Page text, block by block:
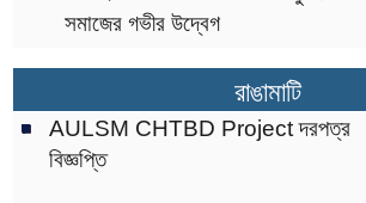
সমাজের গভীর উদ্বেগ
রাঙামাটি
AULSM CHTBD Project দরপত্র
বিজ্ঞপ্তি